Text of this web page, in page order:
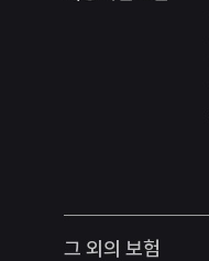
그 외의 보험